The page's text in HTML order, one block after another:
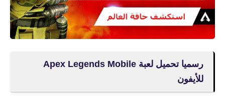
رسميا تحميل لعبة Apex Legends Mobile
للأيفون